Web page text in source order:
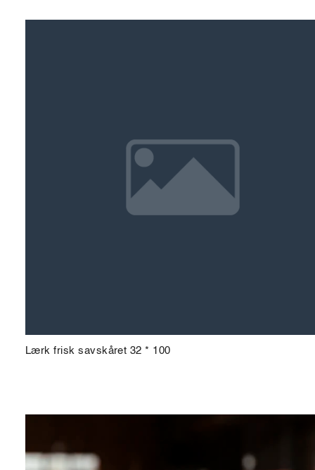
Lærk frisk savskåret 32 * 100